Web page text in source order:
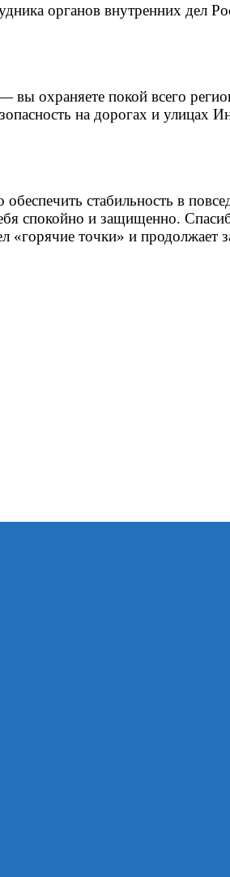
органов внутренних дел
охраняете покой всего
на дорогах и улицах
стабильность в
спокойно и защищенно.
«горячие точки» и продолжает